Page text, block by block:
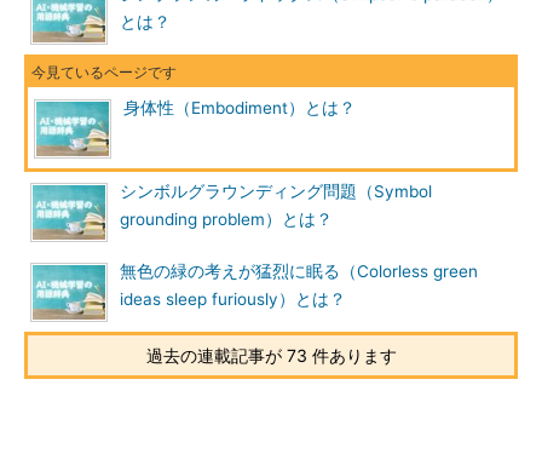
とは？
身体性（Embodiment）とは？
シンボルグラウンディング問題（Symbol
grounding problem）とは？
無色の緑の考えが猛烈に眠る（Colorless green
ideas sleep furiously）とは？
過去の連載記事が 73 件あります